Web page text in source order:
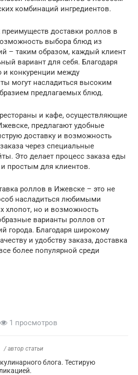
комбинаций ингредиентов.
доставки роллов в
выбора блюд из
– таким образом, каждый клиент
вариант для себя. Благодаря
конкуренции между
могут насладиться высоким
предлагаемых блюд.
и кафе, осуществляющие
предлагают удобные
доставку и возможность
через специальные
Это делает процесс заказа еды
простым для клиентов.
роллов в Ижевске – это не
насладиться любимыми
хлопот, но и возможность
варианты роллов от
города. Благодаря широкому
и удобству заказа, доставка
более популярной среди
1 просмотров
/ автор статьи
блога. Тестирую